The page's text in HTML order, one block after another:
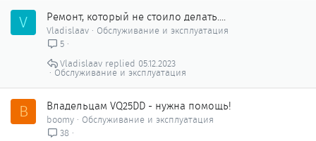
V Ремонт, который не стоило делать....
Vladislaav
Обслуживание и эксплуатация
5
Обслуживание и эксплуатация
05.12.2023
Vladislaav
B Владельцам VQ25DD - нужна помощь!
boomy
Обслуживание и эксплуатация
38